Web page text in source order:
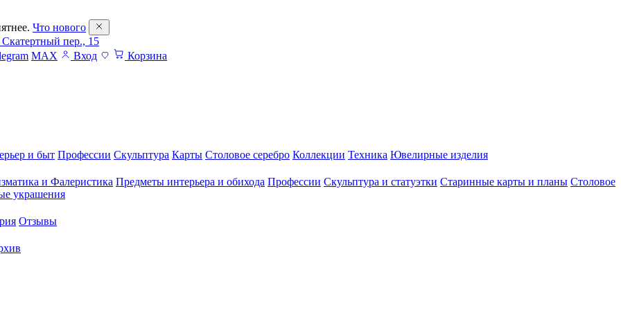
Что нового
пер., 15
MAX Вход Корзина
и быт Профессии Скульптура Карты Столовое серебро Коллекции Техника Ювелирные изделия
и Фалеристика Предметы интерьера и обихода Профессии Скульптура и статуэтки Старинные карты и планы Столовое
украшения
Отзывы